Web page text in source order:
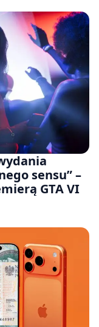
sensu” –
GTA VI